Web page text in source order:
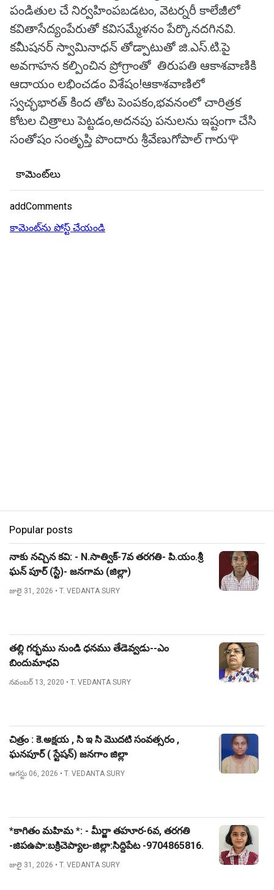
పండితుల చే నిర్వహింపబడటం, వెటర్నరీ కాలేజీలో
కవితాసేద్యంపేరుతో కవిసమ్మేళనం పేర్కొనదగినవి.
కమీషనర్ స్వామినాధన్ తోడ్పాటుతో జి.ఎస్.టి.పై
అవగాహన కల్పించిన ప్రోగ్రాంతో తిరుపతి ఆకాశవాణికి
ఆదాయం లభించడం విశేషం!ఆకాశవాణిలో
స్వచ్ఛభారత్ కింద తోట పెంపకం,భవనంలో చారిత్రక
కోటల చిత్రాలు పెట్టడం,అదనపు పనులను ఇష్టంగా చేసి
సంతోషం సంతృప్తి పొందారు శ్రీవేణుగోపాల్ గారు🌹
కామెంట్‌లు
addComments
కామెంట్‌ను పోస్ట్ చేయండి
Popular posts
నాకు నచ్చిన కవి: - N.సాత్విక్-7వ తరగతి- పి.యం.శ్రీ
ఘన్ పూర్ (స్టే)- జనగామ (జిల్లా)
జులై 31, 2026 • T. VEDANTA SURY
తల్లి గర్భము నుండి ధనము తేడెవ్వడు--ఎం
బిందుమాధవి
నవంబర్ 13, 2020 • T. VEDANTA SURY
చిత్రం : కె.అక్షయ , సి ఇ సి మొదటి సంవత్సరం ,
ఘనపూర్ ( స్టేషన్) జనగాం జిల్లా
ఆగస్టు 06, 2026 • T. VEDANTA SURY
*కాగితం మహిమ *: - మీర్జా తహూర-6వ, తరగతి
-జిపఉపా:బక్రిచెప్యాల-జిల్లా:సిద్దిపేట -9704865816.
జులై 31, 2026 • T. VEDANTA SURY